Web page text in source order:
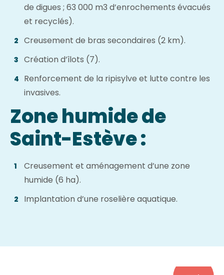
de digues ; 63 000 m3 d’enrochements évacués
et recyclés).
Creusement de bras secondaires (2 km).
Création d’îlots (7).
Renforcement de la ripisylve et lutte contre les
invasives.
Zone humide de
Saint-Estève :
Creusement et aménagement d’une zone
humide (6 ha).
Implantation d’une roselière aquatique.